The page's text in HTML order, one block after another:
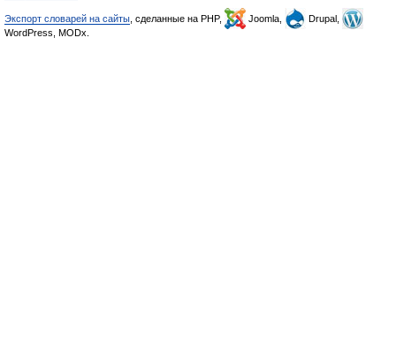
Экспорт словарей на сайты , сделанные на PHP, Joomla,
Drupal,
WordPress, MODx.